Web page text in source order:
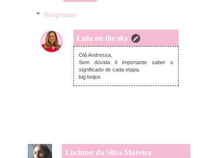
Respostas
Lulu on the sky
quarta-feira, agosto 04, 2021
Olá Andressa,
Sem dúvida é importante saber o
significado de cada etapa.
big beijos
Lucimar da Silva Moreira